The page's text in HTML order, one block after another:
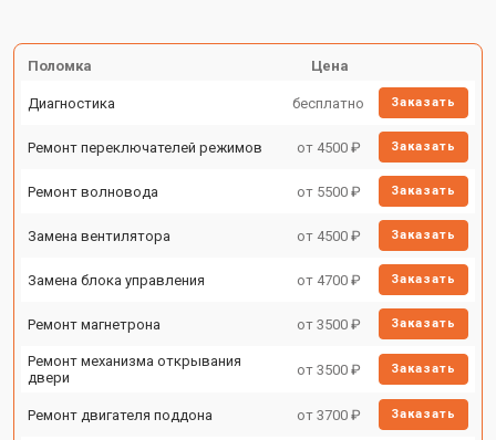
Поломка Цена
Диагностика бесплатно Заказать
Ремонт переключателей режимов от 4500 ₽ Заказать
Ремонт волновода от 5500 ₽ Заказать
Замена вентилятора от 4500 ₽ Заказать
Замена блока управления от 4700 ₽ Заказать
Ремонт магнетрона от 3500 ₽ Заказать
Ремонт механизма открывания
двери
от 3500 ₽ Заказать
Ремонт двигателя поддона от 3700 ₽ Заказать